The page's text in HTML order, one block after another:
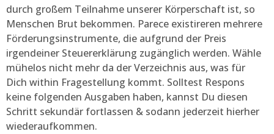
durch großem Teilnahme unserer Körperschaft ist, so
Menschen Brut bekommen. Parece existireren mehrere
Förderungsinstrumente, die aufgrund der Preis
irgendeiner Steuererklärung zugänglich werden. Wähle
mühelos nicht mehr da der Verzeichnis aus, was für
Dich within Fragestellung kommt. Solltest Respons
keine folgenden Ausgaben haben, kannst Du diesen
Schritt sekundär fortlassen & sodann jederzeit hierher
wiederaufkommen.